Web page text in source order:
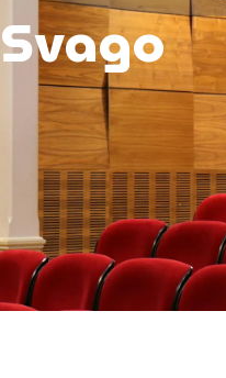
Svago